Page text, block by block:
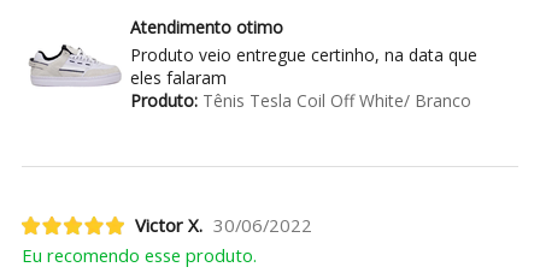
Atendimento otimo
Produto veio entregue certinho, na data que
eles falaram
Produto:Tênis Tesla Coil Off White/ Branco
Victor X. 30/06/2022
Eu recomendo esse produto.